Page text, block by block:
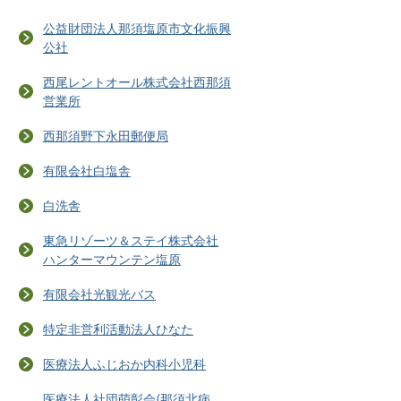
公益財団法人那須塩原市文化振興
公社
西尾レントオール株式会社西那須
営業所
西那須野下永田郵便局
有限会社白塩舎
白洗舎
東急リゾーツ＆ステイ株式会社
ハンターマウンテン塩原
有限会社光観光バス
特定非営利活動法人ひなた
医療法人ふじおか内科小児科